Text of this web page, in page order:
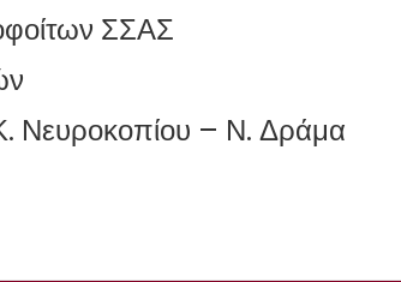
ΣΣΑΣ
Νευροκοπίου – Ν. Δράμα